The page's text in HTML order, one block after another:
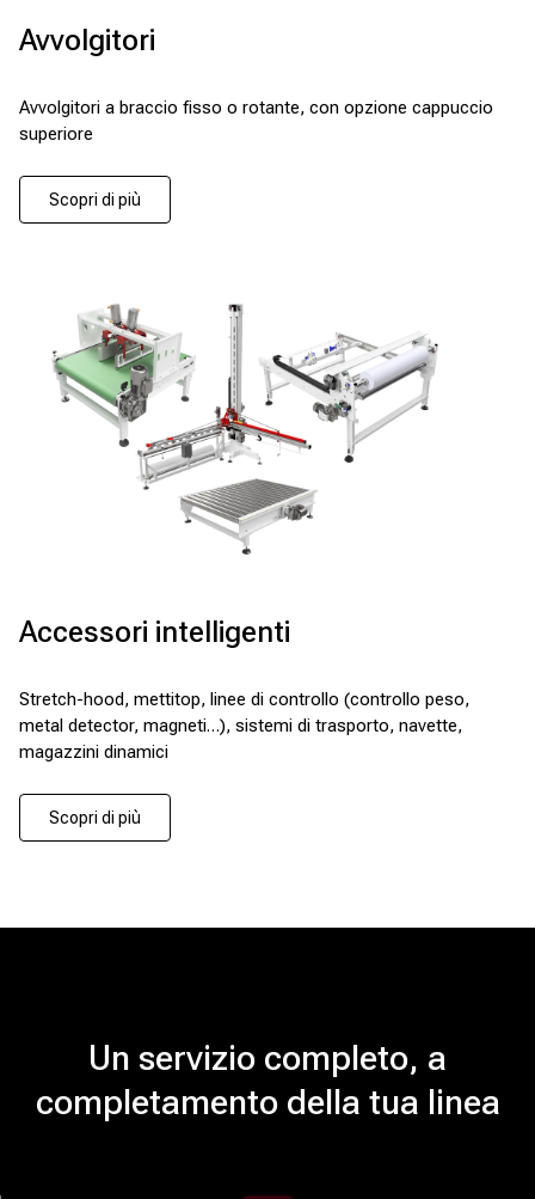
Avvolgitori
Avvolgitori a braccio fisso o rotante, con opzione cappuccio
superiore
Scopri di più
Accessori intelligenti
Stretch-hood, mettitop, linee di controllo (controllo peso,
metal detector, magneti…), sistemi di trasporto, navette,
magazzini dinamici
Scopri di più
Un servizio completo, a
completamento della tua linea